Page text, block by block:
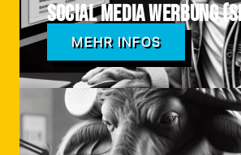
Social Media Werbung
MEHR INFOS